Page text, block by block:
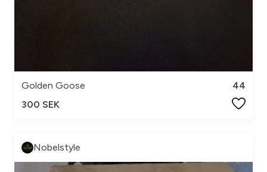
Golden Goose
44
300 SEK
Nobelstyle